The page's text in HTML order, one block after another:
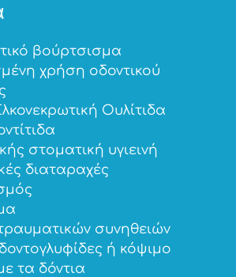
βούρτσισμα
χρήση οδοντικού
Ουλίτιδα
στοματική υγιεινή
διαταραχές
συνηθειών
ή κόψιμο
τα δόντια